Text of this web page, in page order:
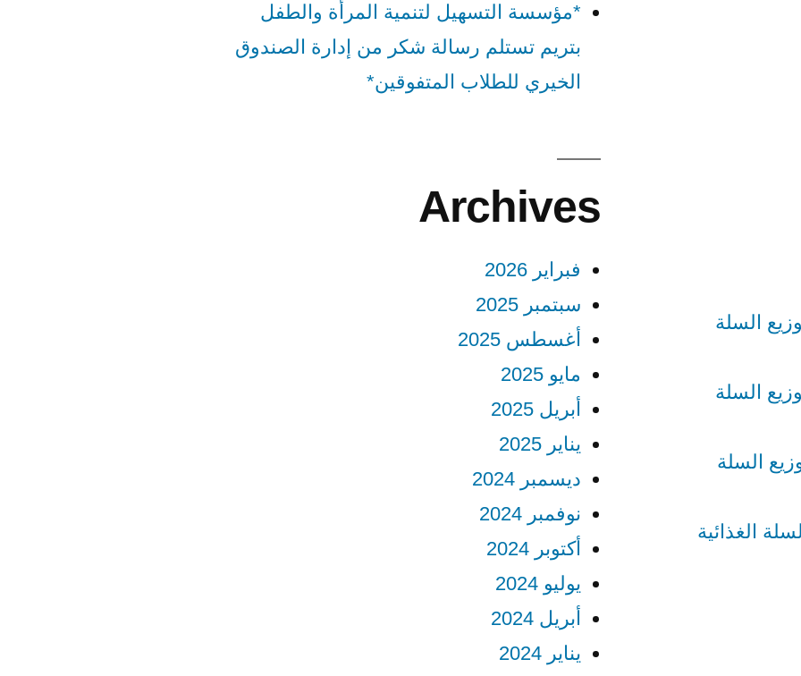
*مؤسسة التسهيل لتنمية المرأة والطفل
بتريم تستلم رسالة شكر من إدارة الصندوق
الخيري للطلاب المتفوقين*
السلة
السلة
السلة
الغذائية
Archives
فبراير 2026
سبتمبر 2025
أغسطس 2025
مايو 2025
أبريل 2025
يناير 2025
ديسمبر 2024
نوفمبر 2024
أكتوبر 2024
يوليو 2024
أبريل 2024
يناير 2024